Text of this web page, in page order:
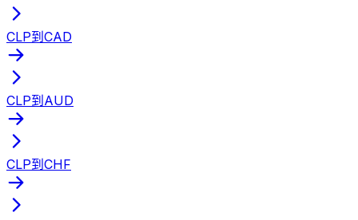
CLP到CAD
CLP到AUD
CLP到CHF